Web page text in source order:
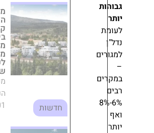
חדשות
הנדל״ן
21.01
חדשות
שטרן 7: פרויקט
יוקרה חדש של
אריה
פרשקובסקי גרופ
מערכת זירת
הנדל״ן
25.08